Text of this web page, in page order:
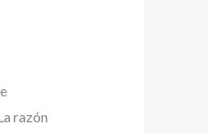
razón